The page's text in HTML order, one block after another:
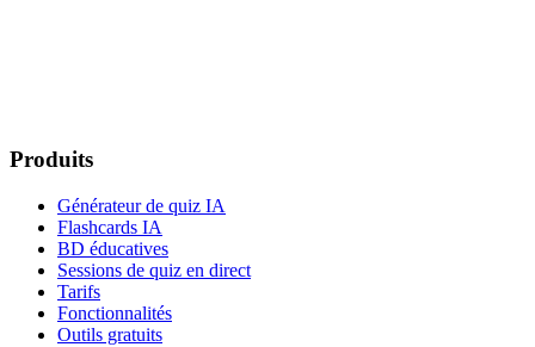
Produits
Générateur de quiz IA
Flashcards IA
BD éducatives
Sessions de quiz en direct
Tarifs
Fonctionnalités
Outils gratuits